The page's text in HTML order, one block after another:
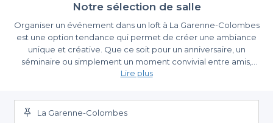
Notre sélection de salle
Organiser un événement dans un loft à La Garenne-Colombes
est une option tendance qui permet de créer une ambiance
unique et créative. Que ce soit pour un anniversaire, un
séminaire ou simplement un moment convivial entre amis,
choisir un loft comme cadre peut réellement transformer votre
spacieux, offrent une flexibilité inégalée pour personnaliser
votre événement selon vos besoins.
La simplicité de réservation avec Privateaser
En utilisant Privateaser, vous simplifiez considérablement le
Lire plus
La Garenne-Colombes